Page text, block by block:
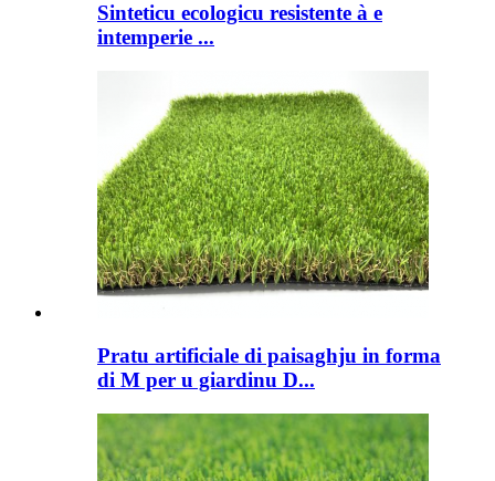
Sinteticu ecologicu resistente à e
intemperie ...
Pratu artificiale di paisaghju in forma
di M per u giardinu D...